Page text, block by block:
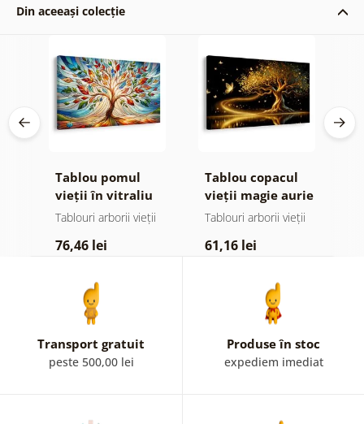
Din aceeași colecție
Tablou pomul
vieții în vitraliu
colorat
Tablouri arborii vieții
76,46 lei
Tablou copacul
vieții magie aurie
Tablouri arborii vieții
61,16 lei
Transport gratuit
peste 500,00 lei
Produse în stoc
expediem imediat